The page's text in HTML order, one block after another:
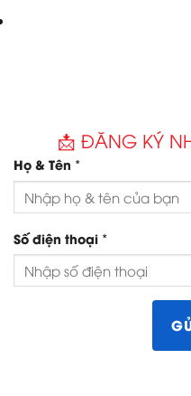
📩 ĐĂNG KÝ
Họ & Tên *
Số điện thoại *